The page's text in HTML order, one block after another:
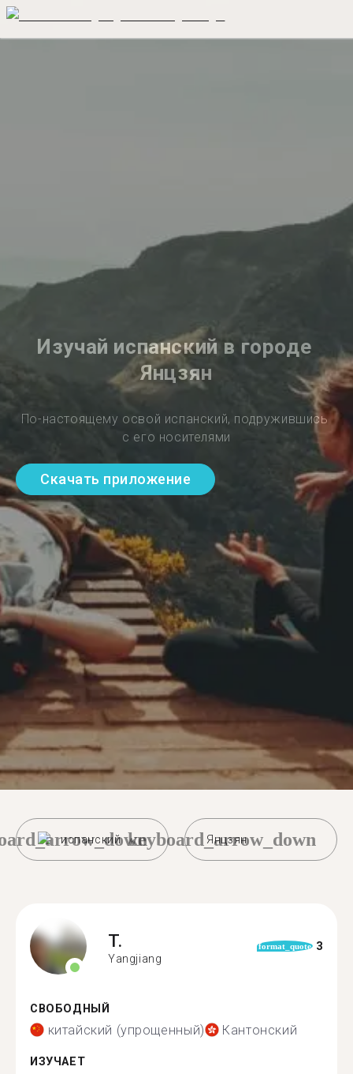
Изучай испанский в городе
Янцзян
По-настоящему освой испанский, подружившись
с его носителями
Скачать приложение
испанский Янцзян
keyboard_arrow_down
T.
Yangjiang
format_quote 3
СВОБОДНЫЙ
китайский (упрощенный) Кантонский
ИЗУЧАЕТ